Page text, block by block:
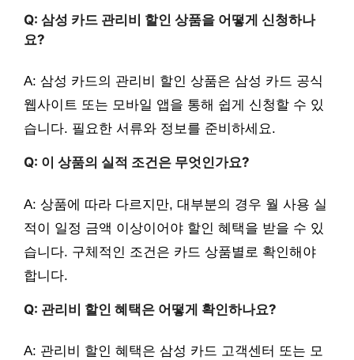
Q: 삼성 카드 관리비 할인 상품을 어떻게 신청하나
요?
A: 삼성 카드의 관리비 할인 상품은 삼성 카드 공식
웹사이트 또는 모바일 앱을 통해 쉽게 신청할 수 있
습니다. 필요한 서류와 정보를 준비하세요.
Q: 이 상품의 실적 조건은 무엇인가요?
A: 상품에 따라 다르지만, 대부분의 경우 월 사용 실
적이 일정 금액 이상이어야 할인 혜택을 받을 수 있
습니다. 구체적인 조건은 카드 상품별로 확인해야
합니다.
Q: 관리비 할인 혜택은 어떻게 확인하나요?
A: 관리비 할인 혜택은 삼성 카드 고객센터 또는 모